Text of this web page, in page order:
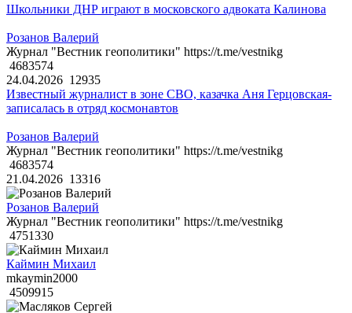
Школьники ДНР играют в московского адвоката Калинова
Розанов Валерий
Журнал "Вестник геополитики" https://t.me/vestnikg
4683574
24.04.2026 12935
Известный журналист в зоне СВО, казачка Аня Герцовская-
записалась в отряд космонавтов
Розанов Валерий
Журнал "Вестник геополитики" https://t.me/vestnikg
4683574
21.04.2026 13316
Розанов Валерий
Журнал "Вестник геополитики" https://t.me/vestnikg
4751330
Каймин Михаил
mkaymin2000
4509915